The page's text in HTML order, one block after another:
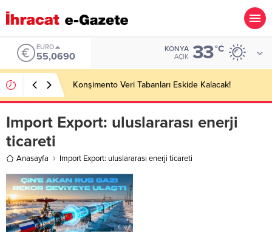
EURO
55,0690
KONYA
AÇIK 33°C
Konşimento Veri Tabanları Eskide Kalacak!
Import Export: uluslararası enerji
ticareti
Anasayfa Import Export: uluslararası enerji ticareti